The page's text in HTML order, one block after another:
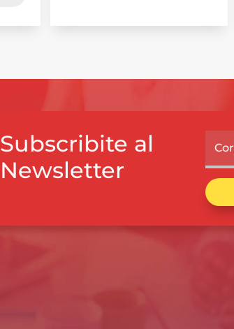
Subscribite al
Newsletter